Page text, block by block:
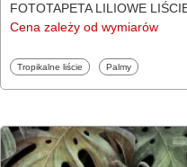
FOTOTAPETA LILIOWE
Cena zależy od wymiarów
Fototapety
Tropikalne liście Fototapety
Palmy